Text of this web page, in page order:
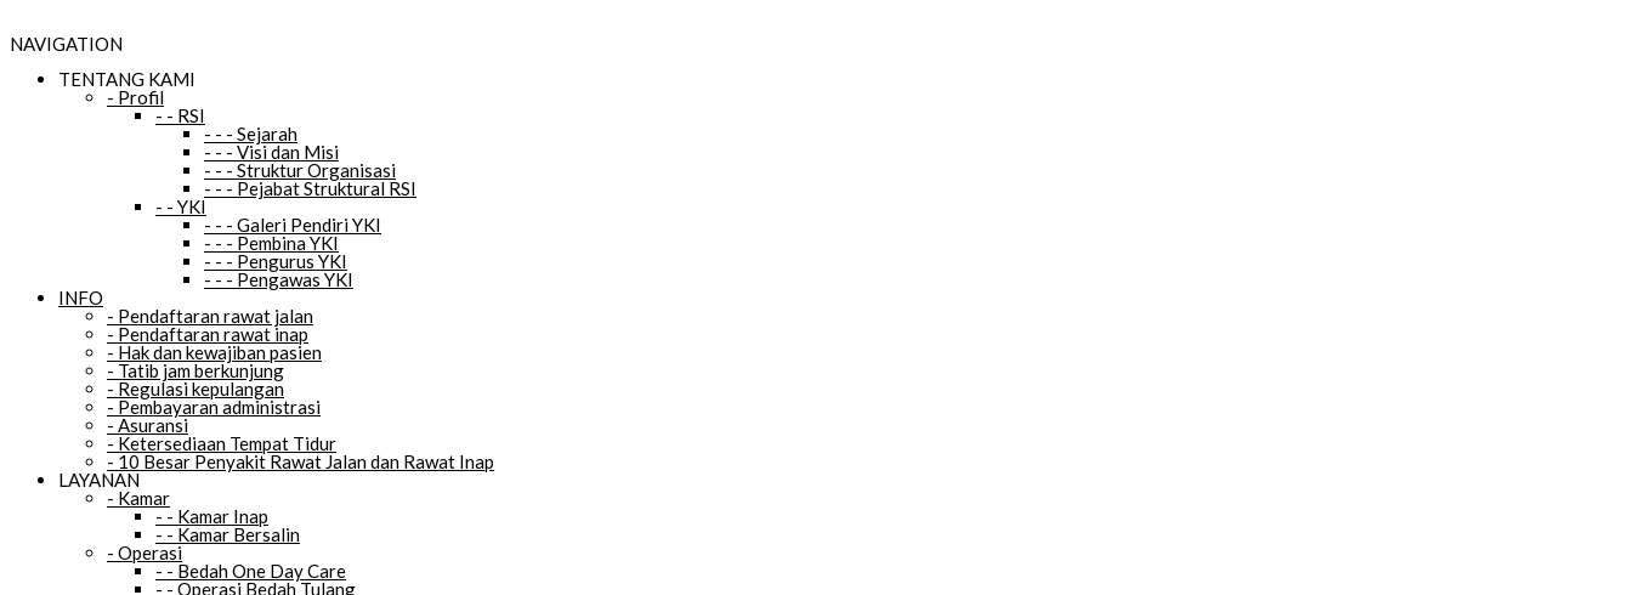
NAVIGATION
TENTANG KAMI
- Profil
- - RSI
- - - Sejarah
- - - Visi dan Misi
- - - Struktur Organisasi
- - - Pejabat Struktural RSI
- - YKI
- - - Galeri Pendiri YKI
- - - Pembina YKI
- - - Pengurus YKI
- - - Pengawas YKI
INFO
- Pendaftaran rawat jalan
- Pendaftaran rawat inap
- Hak dan kewajiban pasien
- Tatib jam berkunjung
- Regulasi kepulangan
- Pembayaran administrasi
- Asuransi
- Ketersediaan Tempat Tidur
- 10 Besar Penyakit Rawat Jalan dan Rawat Inap
LAYANAN
- Kamar
- - Kamar Inap
- - Kamar Bersalin
- Operasi
- - Bedah One Day Care
- - Operasi Bedah Tulang